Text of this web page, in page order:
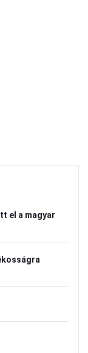
el a magyar